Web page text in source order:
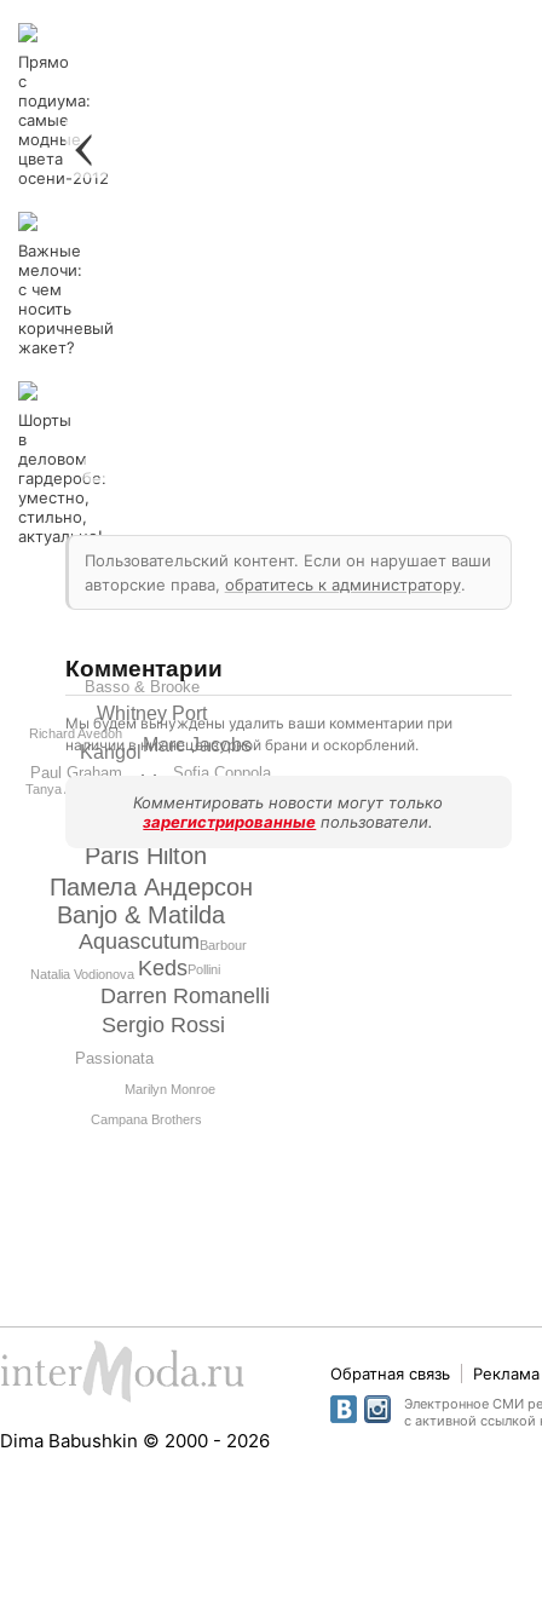
Прямо
с
подиума:
самые
модные
цвета
осени-2012
Важные
мелочи:
с чем
носить
коричневый
жакет?
Шорты
в
деловом
гардеробе:
уместно,
стильно,
актуально!
Памела Андерсон
Banjo & Matilda
Paris Hilton
Aquascutum
Prabal Gurung
Keds
Aldo
Darren Romanelli
Sergio Rossi
Kangol Marc Jacobs
Whitney Port
Passionata
Paul Graham
Basso & Brooke
Sofia Coppola
Marilyn Monroe
Barbour
Natalia Vodionova
Pollini
Richard Avedon
Tanya Aguiniga
Campana Brothers
Пользовательский контент. Если он нарушает ваши
авторские права, обратитесь к администратору.
Комментарии
Мы будем вынуждены удалить ваши комментарии при
наличии в них нецензурной брани и оскорблений.
Комментировать новости могут только
зарегистрированные пользователи.
Dima Babushkin © 2000 - 2026
Обратная связь
Электронное СМИ
с активной ссылкой